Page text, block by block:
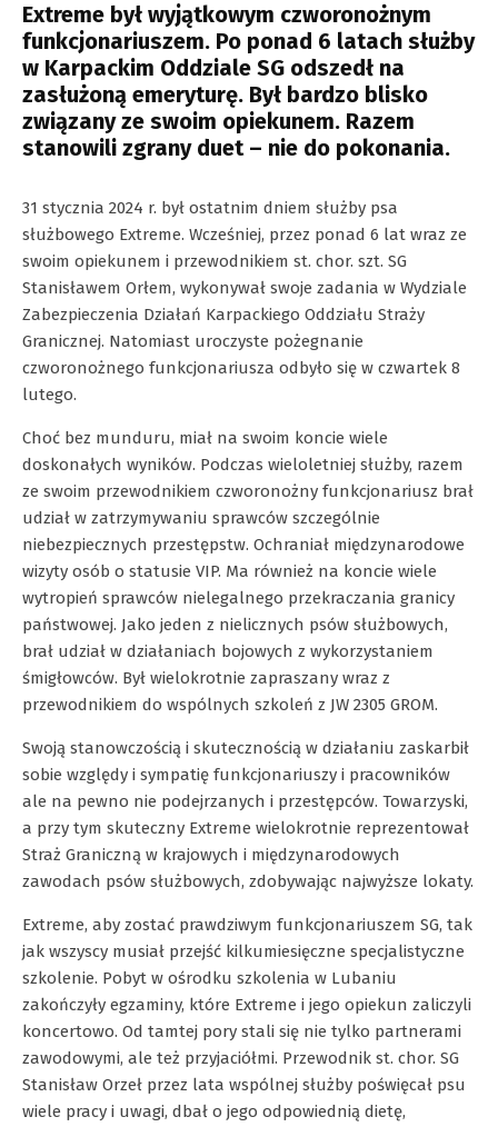
Extreme był wyjątkowym czworonożnym
funkcjonariuszem. Po ponad 6 latach służby
w Karpackim Oddziale SG odszedł na
zasłużoną emeryturę. Był bardzo blisko
związany ze swoim opiekunem. Razem
stanowili zgrany duet – nie do pokonania.
31 stycznia 2024 r. był ostatnim dniem służby psa
służbowego Extreme. Wcześniej, przez ponad 6 lat wraz ze
swoim opiekunem i przewodnikiem st. chor. szt. SG
Stanisławem Orłem, wykonywał swoje zadania w Wydziale
Zabezpieczenia Działań Karpackiego Oddziału Straży
Granicznej. Natomiast uroczyste pożegnanie
czworonożnego funkcjonariusza odbyło się w czwartek 8
lutego.
Choć bez munduru, miał na swoim koncie wiele
doskonałych wyników. Podczas wieloletniej służby, razem
ze swoim przewodnikiem czworonożny funkcjonariusz brał
udział w zatrzymywaniu sprawców szczególnie
niebezpiecznych przestępstw. Ochraniał międzynarodowe
wizyty osób o statusie VIP. Ma również na koncie wiele
wytropień sprawców nielegalnego przekraczania granicy
państwowej. Jako jeden z nielicznych psów służbowych,
brał udział w działaniach bojowych z wykorzystaniem
śmigłowców. Był wielokrotnie zapraszany wraz z
przewodnikiem do wspólnych szkoleń z JW 2305 GROM.
Swoją stanowczością i skutecznością w działaniu zaskarbił
sobie względy i sympatię funkcjonariuszy i pracowników
ale na pewno nie podejrzanych i przestępców. Towarzyski,
a przy tym skuteczny Extreme wielokrotnie reprezentował
Straż Graniczną w krajowych i międzynarodowych
zawodach psów służbowych, zdobywając najwyższe lokaty.
Extreme, aby zostać prawdziwym funkcjonariuszem SG, tak
jak wszyscy musiał przejść kilkumiesięczne specjalistyczne
szkolenie. Pobyt w ośrodku szkolenia w Lubaniu
zakończyły egzaminy, które Extreme i jego opiekun zaliczyli
koncertowo. Od tamtej pory stali się nie tylko partnerami
zawodowymi, ale też przyjaciółmi. Przewodnik st. chor. SG
Stanisław Orzeł przez lata wspólnej służby poświęcał psu
wiele pracy i uwagi, dbał o jego odpowiednią dietę,